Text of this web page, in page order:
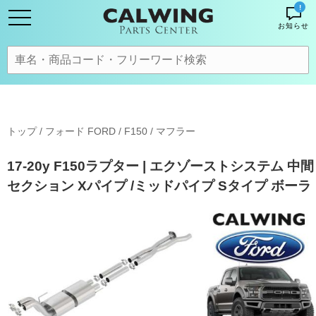
!
お知らせ
トップ/ フォード FORD / F150 / マフラー
17-20y F150ラプター | エクゾーストシステム 中間
セクション Xパイプ /ミッドパイプ Sタイプ ボーラ